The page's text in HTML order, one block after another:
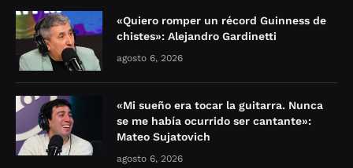
«Quiero romper un récord Guinness de
chistes»: Alejandro Gardinetti
agosto 6, 2026
«Mi sueño era tocar la guitarra. Nunca
se me había ocurrido ser cantante»:
Mateo Sujatovich
agosto 6, 2026